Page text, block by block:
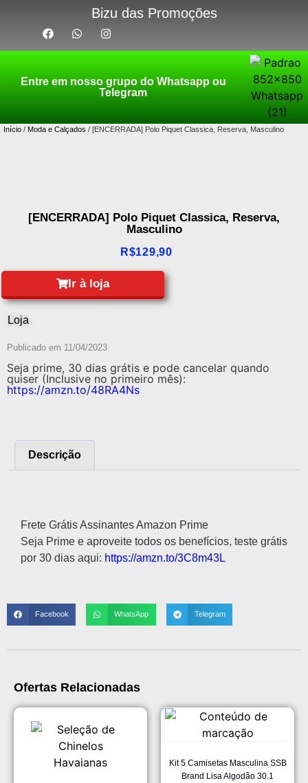
Bizu das Promoções
Entre em nosso grupo do Whatsapp ou
Telegram
Início / Moda e Calçados / [ENCERRADA] Polo Piquet Classica, Reserva, Masculino
[ENCERRADA] Polo Piquet Classica, Reserva,
Masculino
R$129,90
Ir à loja
Loja
Publicado em 11/04/2023
Seja prime, 30 dias grátis e pode cancelar quando
quiser (Inclusive no primeiro mês):
https://amzn.to/48RA4Ns
Descrição
Frete Grátis Assinantes Amazon Prime
Seja Prime e aproveite todos os benefícios, teste grátis
por 30 dias aqui: https://amzn.to/3C8m43L
Facebook WhatsApp Telegram
Ofertas Relacionadas
Kit 5 Camisetas Masculina SSB
Brand Lisa Algodão 30.1